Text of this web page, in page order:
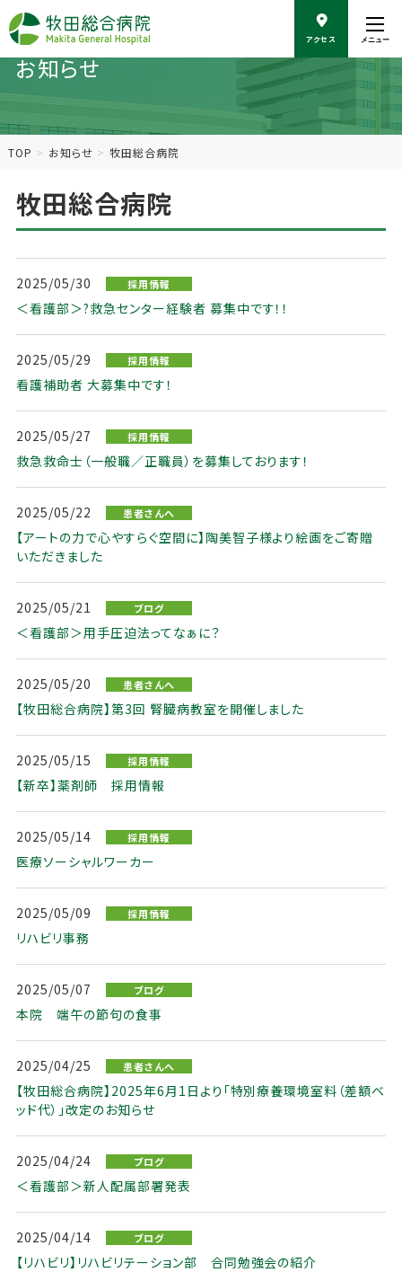
文
アクセス メニュー
お知らせ
TOP お知らせ 牧田総合病院
牧田総合病院
2025/05/30 採用情報
＜看護部＞?救急センター経験者 募集中です！！
2025/05/29 採用情報
看護補助者 大募集中です！
2025/05/27 採用情報
救急救命士（一般職／正職員）を募集しております！
2025/05/22 患者さんへ
【アートの力で心やすらぐ空間に】陶美智子様より絵画をご寄贈
いただきました
2025/05/21 ブログ
＜看護部＞用手圧迫法ってなぁに？
2025/05/20 患者さんへ
【牧田総合病院】第3回 腎臓病教室を開催しました
2025/05/15 採用情報
【新卒】薬剤師 採用情報
2025/05/14 採用情報
医療ソーシャルワーカー
2025/05/09 採用情報
リハビリ事務
2025/05/07 ブログ
本院 端午の節句の食事
2025/04/25 患者さんへ
【牧田総合病院】2025年6月1日より「特別療養環境室料（差額ベ
ッド代）」改定のお知らせ
2025/04/24 ブログ
＜看護部＞新人配属部署発表
2025/04/14 ブログ
【リハビリ】リハビリテーション部 合同勉強会の紹介